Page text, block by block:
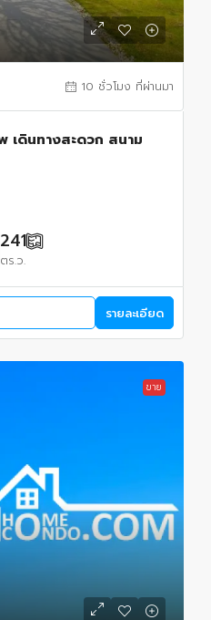
10 ชั่วโมง ที่ผ่านมา
เดินทางสะดวก สนาม
241
ตร.ว.
รายละเอียด
ขาย